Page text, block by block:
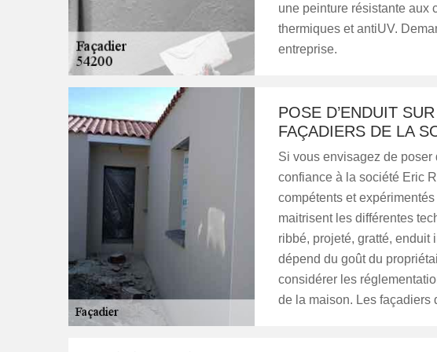
une peinture résistante aux
thermiques et antiUV.
entreprise.
POSE D’ENDUIT
FAÇADIERS DE LA
Si vous envisagez de poser
confiance à la société Eric
compétents et
maitrisent les différentes
ribbé, projeté, gratté, enduit
dépend du goût du
considérer les
de la maison. Les façadiers